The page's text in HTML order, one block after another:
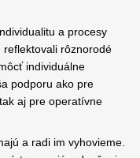
a procesy
rôznorodé
individuálne
podporu ako pre
aj pre operatívne
a radi im vyhovieme.